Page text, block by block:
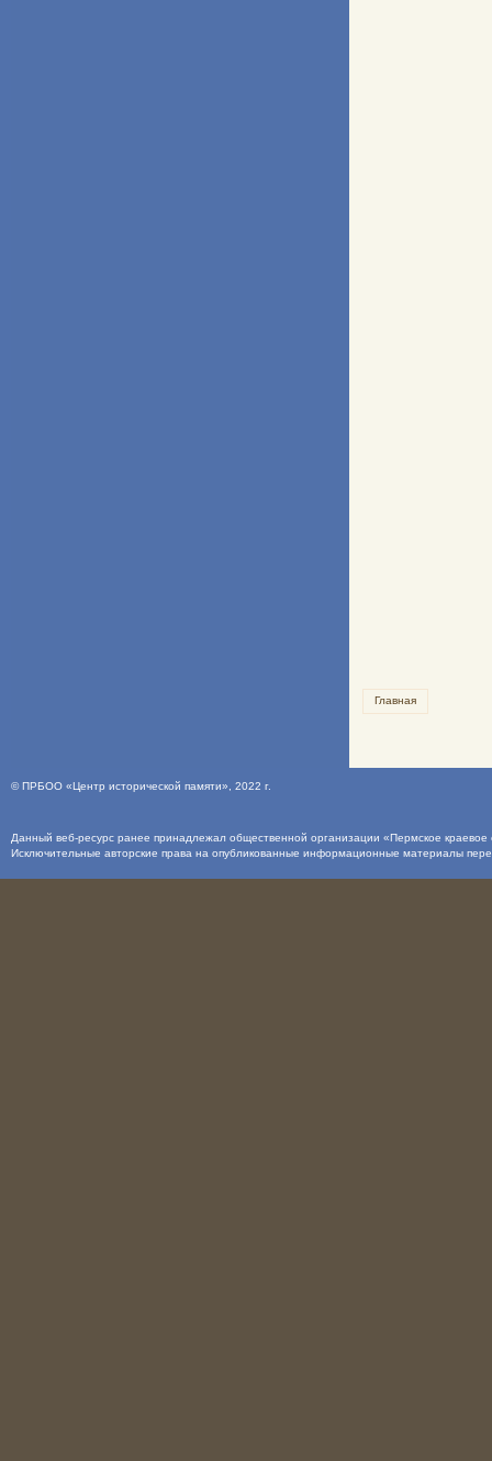
Главная
©ПРБОО «Центр исторической памяти» , 2022 г.
Данный веб-ресурс ранее принадлежал общественной организации «Пермское
Исключительные авторские права на опубликованные информационные материалы